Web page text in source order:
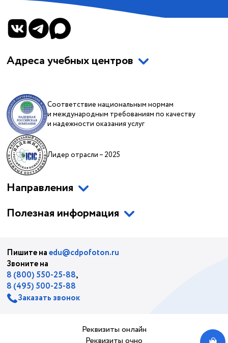
Адреса учебных центров
Соответствие национальным нормам
и международным требованиям по качеству
и надежности оказания услуг
Лидер отрасли – 2025
Направления
Полезная информация
Пишите наedu@cdpofoton.ru
Звоните на
8 (800) 550-25-88,
8 (495) 500-25-88
Заказать звонок
Реквизиты онлайн